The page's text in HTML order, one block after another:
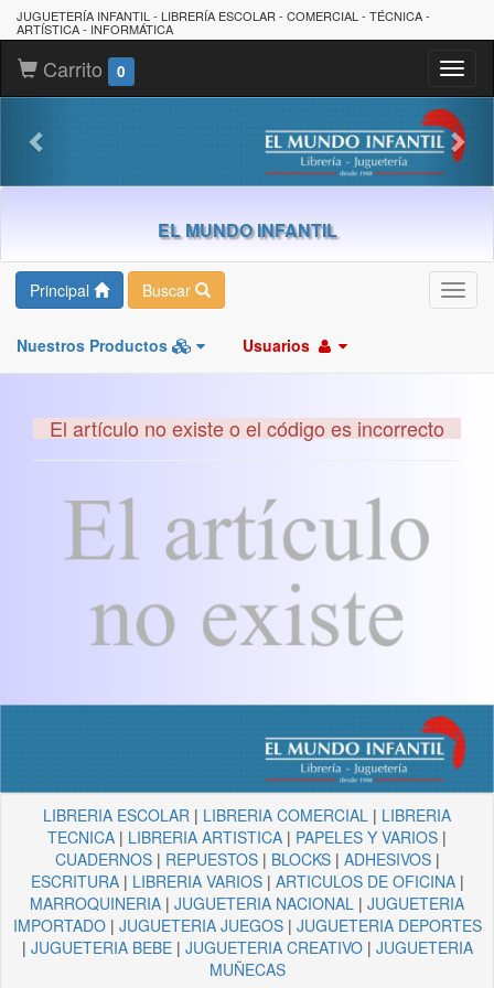
JUGUETERÍA INFANTIL - LIBRERÍA ESCOLAR - COMERCIAL - TÉCNICA -
ARTÍSTICA - INFORMÁTICA
Carrito 0
EL MUNDO INFANTIL
Principal Buscar
Nuestros Productos Usuarios
El artículo no existe o el código es incorrecto
LIBRERIA ESCOLAR | LIBRERIA COMERCIAL | LIBRERIA
TECNICA | LIBRERIA ARTISTICA | PAPELES Y VARIOS |
CUADERNOS| REPUESTOS| BLOCKS| ADHESIVOS|
ESCRITURA| LIBRERIA VARIOS| ARTICULOS DE OFICINA|
MARROQUINERIA | JUGUETERIA NACIONAL | JUGUETERIA
IMPORTADO| JUGUETERIA JUEGOS| JUGUETERIA DEPORTES
| JUGUETERIA BEBE| JUGUETERIA CREATIVO| JUGUETERIA
MUÑECAS